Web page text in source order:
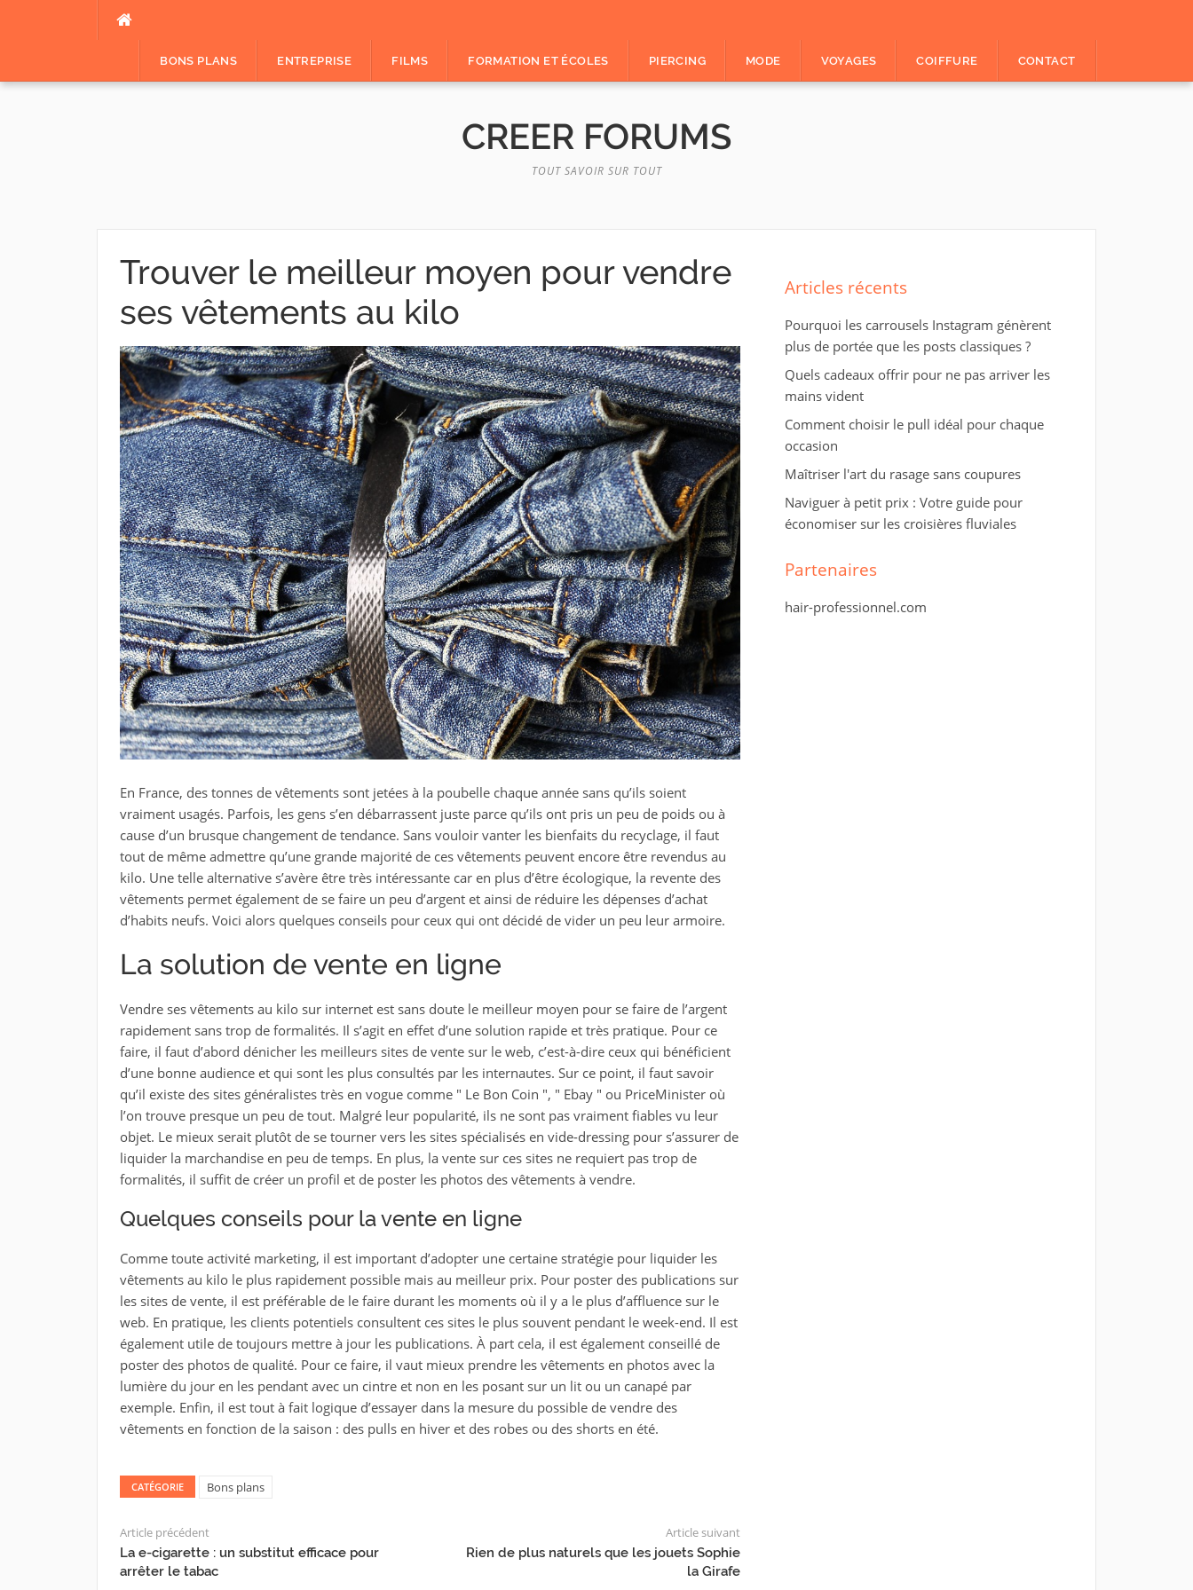
BONS PLANS ENTREPRISE FILMS FORMATION ET ÉCOLES PIERCING MODE VOYAGES COIFFURE CONTACT
CREER FORUMS
TOUT SAVOIR SUR TOUT
Trouver le meilleur moyen pour vendre
ses vêtements au kilo
En France, des tonnes de vêtements sont jetées à la poubelle chaque année sans qu’ils soient
vraiment usagés. Parfois, les gens s’en débarrassent juste parce qu’ils ont pris un peu de poids ou à
cause d’un brusque changement de tendance. Sans vouloir vanter les bienfaits du recyclage, il faut
tout de même admettre qu’une grande majorité de ces vêtements peuvent encore être revendus au
kilo. Une telle alternative s’avère être très intéressante car en plus d’être écologique, la revente des
vêtements permet également de se faire un peu d’argent et ainsi de réduire les dépenses d’achat
d’habits neufs. Voici alors quelques conseils pour ceux qui ont décidé de vider un peu leur armoire.
La solution de vente en ligne
Vendre ses vêtements au kilo sur internet est sans doute le meilleur moyen pour se faire de l’argent
rapidement sans trop de formalités. Il s’agit en effet d’une solution rapide et très pratique. Pour ce
faire, il faut d’abord dénicher les meilleurs sites de vente sur le web, c’est-à-dire ceux qui bénéficient
d’une bonne audience et qui sont les plus consultés par les internautes. Sur ce point, il faut savoir
qu’il existe des sites généralistes très en vogue comme " Le Bon Coin ", " Ebay " ou PriceMinister où
l’on trouve presque un peu de tout. Malgré leur popularité, ils ne sont pas vraiment fiables vu leur
objet. Le mieux serait plutôt de se tourner vers les sites spécialisés en vide-dressing pour s’assurer de
liquider la marchandise en peu de temps. En plus, la vente sur ces sites ne requiert pas trop de
formalités, il suffit de créer un profil et de poster les photos des vêtements à vendre.
Quelques conseils pour la vente en ligne
Comme toute activité marketing, il est important d’adopter une certaine stratégie pour liquider les
vêtements au kilo le plus rapidement possible mais au meilleur prix. Pour poster des publications sur
les sites de vente, il est préférable de le faire durant les moments où il y a le plus d’affluence sur le
web. En pratique, les clients potentiels consultent ces sites le plus souvent pendant le week-end. Il est
également utile de toujours mettre à jour les publications. À part cela, il est également conseillé de
poster des photos de qualité. Pour ce faire, il vaut mieux prendre les vêtements en photos avec la
lumière du jour en les pendant avec un cintre et non en les posant sur un lit ou un canapé par
exemple. Enfin, il est tout à fait logique d’essayer dans la mesure du possible de vendre des
vêtements en fonction de la saison : des pulls en hiver et des robes ou des shorts en été.
CATÉGORIE Bons plans
Article précédent
La e-cigarette : un substitut efficace pour
arrêter le tabac
Article suivant
Rien de plus naturels que les jouets Sophie
la Girafe
Articles récents
Pourquoi les carrousels Instagram génèrent
plus de portée que les posts classiques ?
Quels cadeaux offrir pour ne pas arriver les
mains vident
Comment choisir le pull idéal pour chaque
occasion
Maîtriser l'art du rasage sans coupures
Naviguer à petit prix : Votre guide pour
économiser sur les croisières fluviales
Partenaires
hair-professionnel.com